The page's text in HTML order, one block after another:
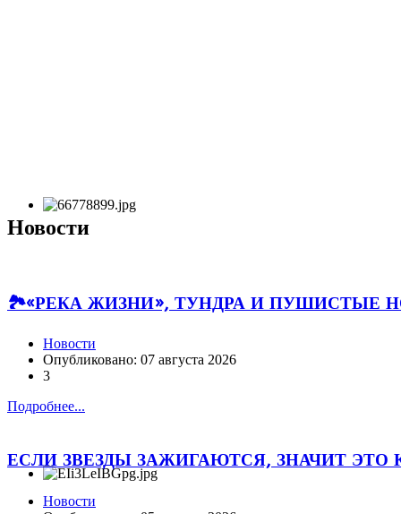
Новости
🏞«РЕКА ЖИЗНИ», ТУНДРА И ПУШИСТЫЕ
Новости
Опубликовано: 07 августа 2026
3
Подробнее...
ЕСЛИ ЗВЕЗДЫ ЗАЖИГАЮТСЯ, ЗНАЧИТ ЭТО
Новости